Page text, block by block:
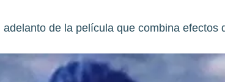
de la película que combina efectos